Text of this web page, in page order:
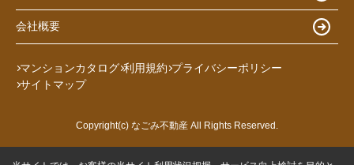
会社概要
マンションカタログ 利用規約 プライバシーポリシー
サイトマップ
Copyright(c) なごみ不動産 All Rights Reserved.